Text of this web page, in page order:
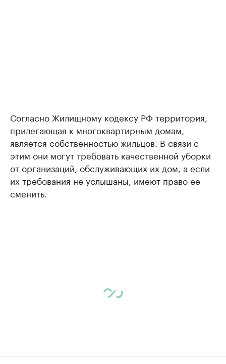
Согласно Жилищному кодексу РФ территория,
прилегающая к многоквартирным домам,
является собственностью жильцов. В связи с
этим они могут требовать качественной уборки
от организаций, обслуживающих их дом, а если
их требования не услышаны, имеют право ее
сменить.